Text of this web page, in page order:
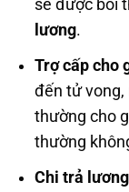
sẽ được bồi
lương.
Trợ cấp cho
đến tử vong,
thường cho
thường
Chi trả